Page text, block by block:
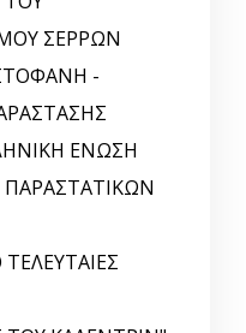
ΣΕΡΡΩΝ
-
EΝΩΣΗ
ΠΑΡΑΣΤΑΤΙΚΩΝ